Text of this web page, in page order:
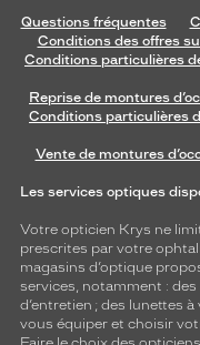
Questions fréquentes
Conditions des offres
Conditions particulières
Reprise de montures
Conditions particulières
Vente de montures
Les services optiques
Votre opticien Krys ne
prescrites par votre
magasins d’optique
services, notamment : des
d’entretien ; des lunettes
vous équiper et choisir